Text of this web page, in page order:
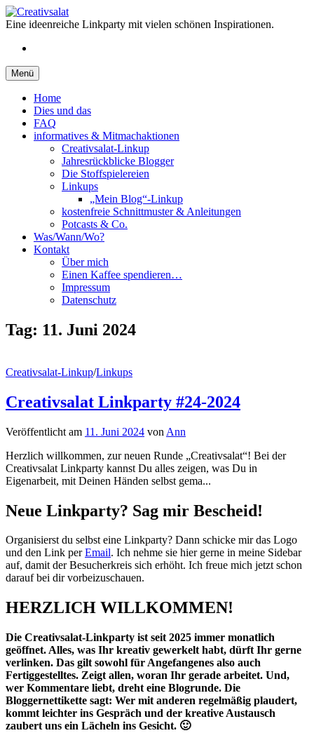
Springe
zum
Eine ideenreiche Linkparty mit vielen schönen Inspirationen.
Menü
Home
Dies und das
FAQ
informatives & Mitmachaktionen
Creativsalat-Linkup
Jahresrückblicke Blogger
Die Stoffspielereien
Linkups
„Mein Blog“-Linkup
kostenfreie Schnittmuster & Anleitungen
Potcasts & Co.
Was/Wann/Wo?
Kontakt
Über mich
Einen Kaffee spendieren…
Impressum
Datenschutz
Tag: 11. Juni 2024
Creativsalat-Linkup/Linkups
Creativsalat Linkparty #24-2024
Veröffentlicht am 11. Juni 2024 von Ann
Herzlich willkommen, zur neuen Runde „Creativsalat“! Bei der
Creativsalat Linkparty kannst Du alles zeigen, was Du in
Eigenarbeit, mit Deinen Händen selbst gema...
Neue Linkparty? Sag mir Bescheid!
Organisierst du selbst eine Linkparty? Dann schicke mir das Logo
und den Link perEmail. Ich nehme sie hier gerne in meine Sidebar
auf, damit der Besucherkreis sich erhöht. Ich freue mich jetzt schon
darauf bei dir vorbeizuschauen.
HERZLICH WILLKOMMEN!
Die Creativsalat-Linkparty ist seit 2025 immer monatlich
geöffnet. Alles, was Ihr kreativ gewerkelt habt, dürft Ihr gerne
verlinken. Das gilt sowohl für Angefangenes also auch
Fertiggestelltes. Zeigt allen, woran Ihr gerade arbeitet. Und,
wer Kommentare liebt, dreht eine Blogrunde. Die
Bloggernettikette sagt: Wer mit anderen regelmäßig plaudert,
kommt leichter ins Gespräch und der kreative Austausch
zaubert uns ein Lächeln ins Gesicht. 🙂